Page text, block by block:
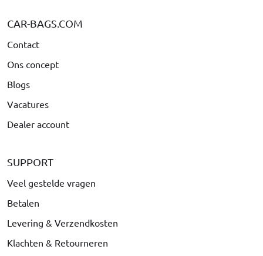
CAR-BAGS.COM
Contact
Ons concept
Blogs
Vacatures
Dealer account
SUPPORT
Veel gestelde vragen
Betalen
Levering & Verzendkosten
Klachten & Retourneren